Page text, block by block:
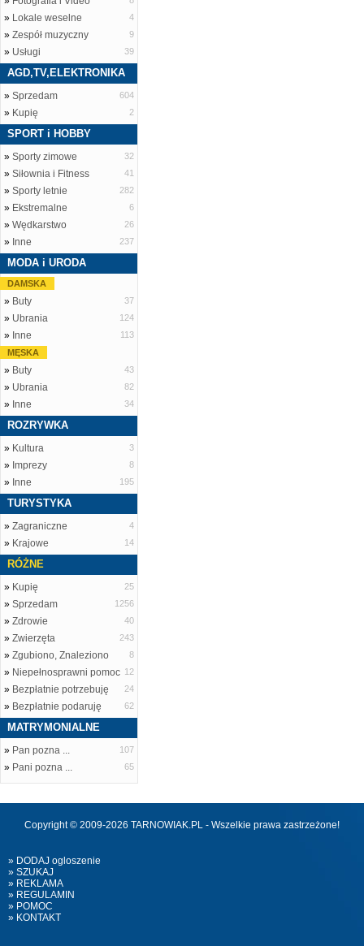
» Lokale weselne 4
» Zespół muzyczny 9
» Usługi 39
AGD,TV,ELEKTRONIKA
» Sprzedam 604
» Kupię 2
SPORT i HOBBY
» Sporty zimowe 32
» Siłownia i Fitness 41
» Sporty letnie 282
» Ekstremalne 6
» Wędkarstwo 26
» Inne 237
MODA i URODA
DAMSKA
» Buty 37
» Ubrania 124
» Inne
113
MĘSKA
» Buty 43
» Ubrania 82
» Inne 34
ROZRYWKA
» Kultura 3
» Imprezy 8
» Inne 195
TURYSTYKA
» Zagraniczne 4
» Krajowe 14
RÓŻNE
» Kupię 25
» Sprzedam 1256
» Zdrowie 40
» Zwierzęta 243
» Zgubiono, Znaleziono 8
» Niepełnosprawni pomoc 12
» Bezpłatnie potrzebuję 24
» Bezpłatnie podaruję 62
MATRYMONIALNE
» Pan pozna ... 107
» Pani pozna ... 65
Copyright © 2009-2026 TARNOWIAK.PL - Wszelkie prawa zastrzeżone!
» DODAJ ogloszenie
» SZUKAJ
» REKLAMA
» REGULAMIN
» POMOC
» KONTAKT